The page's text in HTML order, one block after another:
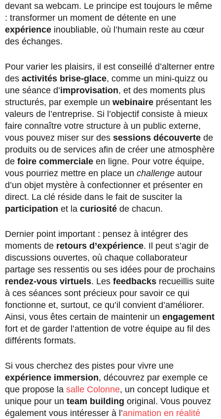
devant sa webcam. Le principe est toujours le même
: transformer un moment de détente en une
expérience inoubliable, où l’humain reste au cœur
des échanges.
Pour varier les plaisirs, il est conseillé d’alterner entre
des activités brise-glace, comme un mini-quizz ou
une séance d’improvisation, et des moments plus
structurés, par exemple un webinaire présentant les
valeurs de l’entreprise. Si l’objectif consiste à mieux
faire connaître votre structure à un public externe,
vous pouvez miser sur des sessions découverte de
produits ou de services afin de créer une atmosphère
de foire commerciale en ligne. Pour votre équipe,
vous pourriez mettre en place un challenge autour
d’un objet mystère à confectionner et présenter en
direct. La clé réside dans le fait de susciter la
participation et la curiosité de chacun.
Dernier point important : pensez à intégrer des
moments de retours d’expérience. Il peut s’agir de
discussions ouvertes, où chaque collaborateur
partage ses ressentis ou ses idées pour de prochains
rendez-vous virtuels. Les feedbacks recueillis suite
à ces séances sont précieux pour savoir ce qui
fonctionne et, surtout, ce qu’il convient d’améliorer.
Ainsi, vous êtes certain de maintenir un engagement
fort et de garder l’attention de votre équipe au fil des
différents formats.
Si vous cherchez des pistes pour vivre une
expérience immersion, découvrez par exemple ce
que propose la salle Colonne, un concept ludique et
unique pour un team building original. Vous pouvez
également vous intéresser à l’animation en réalité